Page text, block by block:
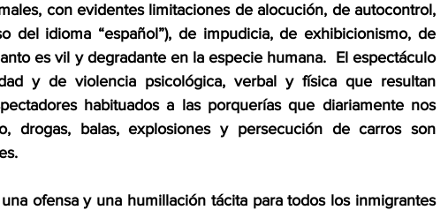
con evidentes limitaciones de alocución, de autocontrol,
del idioma “español”), de impudicia, de exhibicionismo, de
es vil y degradante en la especie humana.  El espectáculo
y de violencia psicológica, verbal y física que resultan
habituados a las porquerías que diariamente nos
drogas, balas, explosiones y persecución de carros son
ofensa y una humillación tácita para todos los inmigrantes